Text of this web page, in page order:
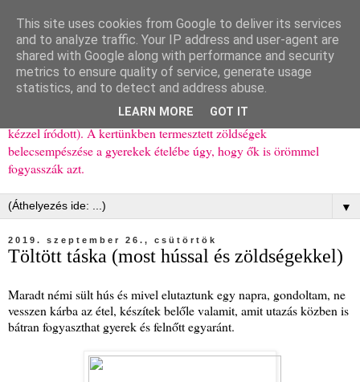
Ízőrző
Kisgyerekes család kipróbált, többnyire egészséges ételeket
bemutató receptjei a mindennapokra (mert a papírfecniket folyton
elhagyom) és gyerekeimnek ajándékba (mint régen, csak ez nem
kézzel íródott). A kertünkben termesztett zöldségek
belecsempészése a gyerekek ételébe úgy, hogy ők is örömmel
fogyasszák azt.
▼
2019. szeptember 26., csütörtök
Töltött táska (most hússal és zöldségekkel)
Maradt némi sült hús és mivel elutaztunk egy napra, gondoltam, ne
vesszen kárba az étel, készítek belőle valamit, amit utazás közben is
bátran fogyaszthat gyerek és felnőtt egyaránt.
This site uses cookies from Google to deliver its services
and to analyze traffic. Your IP address and user-agent are
shared with Google along with performance and security
metrics to ensure quality of service, generate usage
statistics, and to detect and address abuse.
LEARN MORE GOT IT